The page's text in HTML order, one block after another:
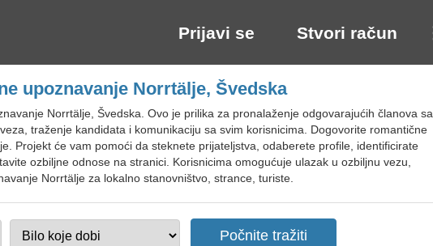
Prijavi se Stvori račun
upoznavanje Norrtälje, Švedska
Norrtälje, Švedska. Ovo je prilika za pronalaženje odgovarajućih članova sa
traženje kandidata i komunikaciju sa svim korisnicima. Dogovorite romantične
Projekt će vam pomoći da steknete prijateljstva, odaberete profile, identificirate
ozbiljne odnose na stranici. Korisnicima omogućuje ulazak u ozbiljnu vezu,
Norrtälje za lokalno stanovništvo, strance, turiste.